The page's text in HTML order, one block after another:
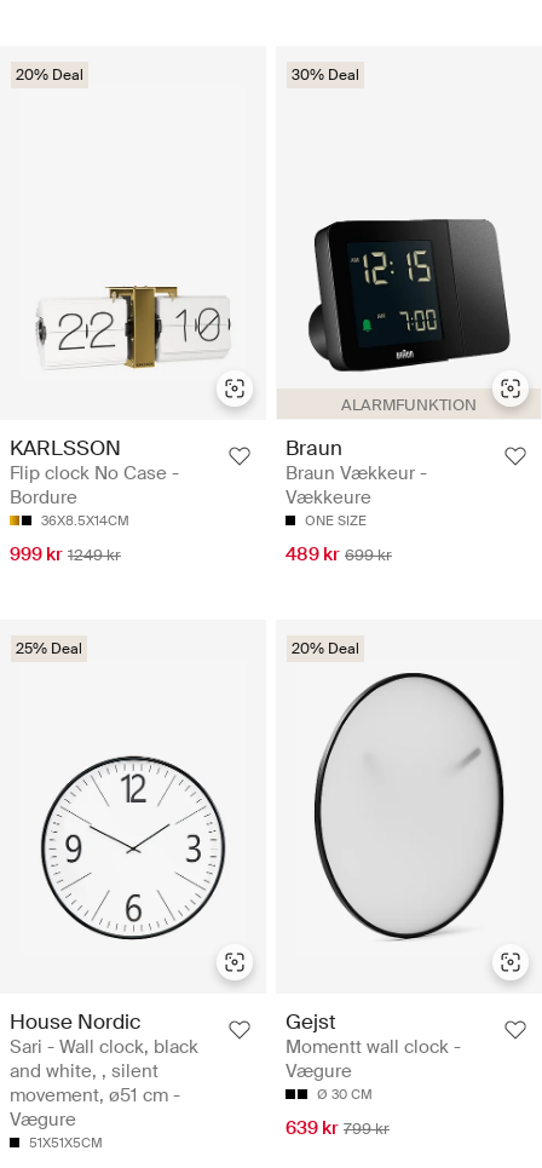
20% Deal
KARLSSON
Flip clock No Case -
Bordure
36X8.5X14CM
999 kr 1249 kr
ALARMFUNKTION
30% Deal
Braun
Braun Vækkeur -
Vækkeure
ONE SIZE
489 kr 699 kr
25% Deal
House Nordic
Sari - Wall clock, black
and white, , silent
movement, ø51 cm -
Vægure
51X51X5CM
20% Deal
Gejst
Momentt wall clock -
Vægure
Ø 30 CM
639 kr 799 kr